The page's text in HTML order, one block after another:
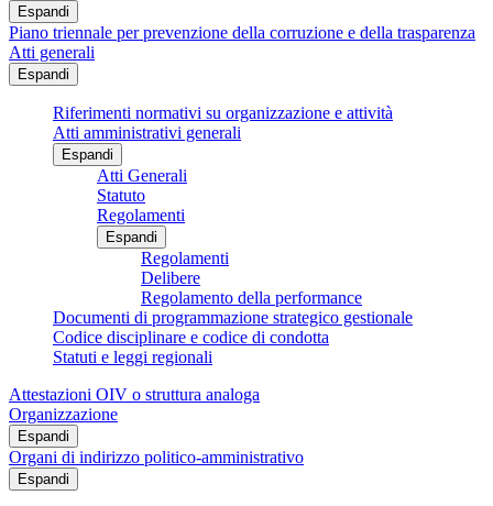
Espandi
Piano triennale per prevenzione della corruzione e della trasparenza
Atti generali
Espandi
Riferimenti normativi su organizzazione e attività
Atti amministrativi generali
Espandi
Atti Generali
Statuto
Regolamenti
Espandi
Regolamenti
Delibere
Regolamento della performance
Documenti di programmazione strategico gestionale
Codice disciplinare e codice di condotta
Statuti e leggi regionali
Attestazioni OIV o struttura analoga
Organizzazione
Espandi
Organi di indirizzo politico-amministrativo
Espandi